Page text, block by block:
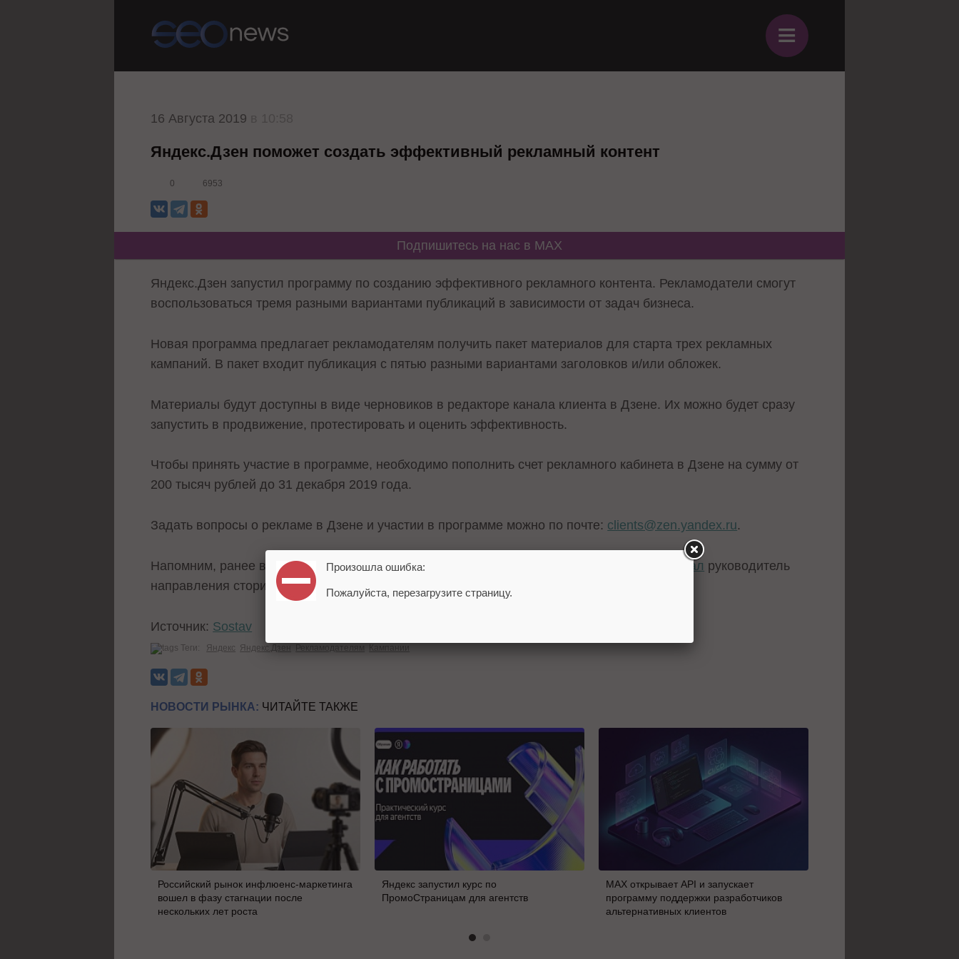
≡
16 Августа 2019
Яндекс.Дзен поможет создать эффективный рекламный контент
0 6953
Подпишитесь на нас в MAX
Яндекс.Дзен запустил программу по созданию эффективного рекламного контента. Рекламодатели смогут
воспользоваться тремя разными вариантами публикаций в зависимости от задач бизнеса.
Новая программа предлагает рекламодателям получить пакет материалов для старта трех рекламных
кампаний. В пакет входит публикация с пятью разными вариантами заголовков и/или обложек.
Материалы будут доступны в виде черновиков в редакторе канала клиента в Дзене. Их можно будет сразу
запустить в продвижение, протестировать и оценить эффективность.
Чтобы принять участие в программе, необходимо пополнить счет рекламного кабинета в Дзене на сумму от
200 тысяч рублей до 31 декабря 2019 года.
Задать вопросы о рекламе в Дзене и участии в программе можно по почте: clients@zen.yandex.ru.
Напомним, ранее вышел материал, в котором о будущем развитии Яндекс.Дзена рассказал руководитель
направления сторителлинга Никита Белоголовцев.
Источник: Sostav
Теги: Яндекс Яндекс.Дзен Рекламодателям Кампании
НОВОСТИ РЫНКА: ЧИТАЙТЕ ТАКЖЕ
Российский рынок инфлюенс-маркетинга
вошел в фазу стагнации после
нескольких лет роста
Яндекс запустил курс по
ПромоСтраницам для агентств
MAX открывает API и запускает
программу поддержки разработчиков
альтернативных клиентов
Произошла ошибка:
Пожалуйста, перезагрузите страницу.